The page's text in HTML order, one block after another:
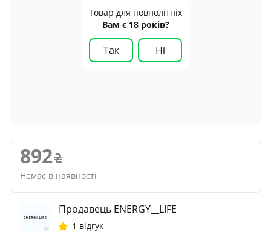
Товар для повнолітніх
Вам є 18 років?
Так Ні
892
Немає в наявності
Продавець ENERGY__LIFE
1 відгук